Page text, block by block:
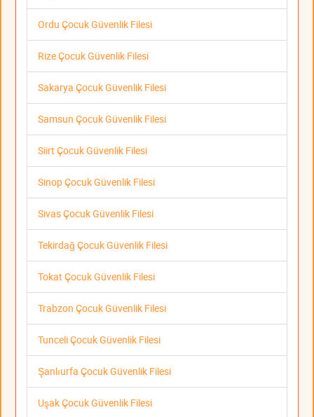
Ordu Çocuk Güvenlik Filesi
Rize Çocuk Güvenlik Filesi
Sakarya Çocuk Güvenlik Filesi
Samsun Çocuk Güvenlik Filesi
Siirt Çocuk Güvenlik Filesi
Sinop Çocuk Güvenlik Filesi
Sivas Çocuk Güvenlik Filesi
Tekirdağ Çocuk Güvenlik Filesi
Tokat Çocuk Güvenlik Filesi
Trabzon Çocuk Güvenlik Filesi
Tunceli Çocuk Güvenlik Filesi
Şanlıurfa Çocuk Güvenlik Filesi
Uşak Çocuk Güvenlik Filesi